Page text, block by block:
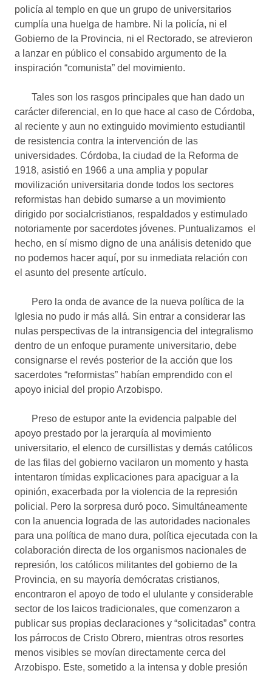
policía al templo en que un grupo de universitarios
cumplía una huelga de hambre. Ni la policía, ni el
Gobierno de la Provincia, ni el Rectorado, se atrevieron
a lanzar en público el consabido argumento de la
inspiración “comunista” del movimiento.
Tales son los rasgos principales que han dado un
carácter diferencial, en lo que hace al caso de Córdoba,
al reciente y aun no extinguido movimiento estudiantil
de resistencia contra la intervención de las
universidades. Córdoba, la ciudad de la Reforma de
1918, asistió en 1966 a una amplia y popular
movilización universitaria donde todos los sectores
reformistas han debido sumarse a un movimiento
dirigido por socialcristianos, respaldados y estimulado
notoriamente por sacerdotes jóvenes. Puntualizamos el
hecho, en sí mismo digno de una análisis detenido que
no podemos hacer aquí, por su inmediata relación con
el asunto del presente artículo.
Pero la onda de avance de la nueva política de la
Iglesia no pudo ir más allá. Sin entrar a considerar las
nulas perspectivas de la intransigencia del integralismo
dentro de un enfoque puramente universitario, debe
consignarse el revés posterior de la acción que los
sacerdotes “reformistas” habían emprendido con el
apoyo inicial del propio Arzobispo.
Preso de estupor ante la evidencia palpable del
apoyo prestado por la jerarquía al movimiento
universitario, el elenco de cursillistas y demás católicos
de las filas del gobierno vacilaron un momento y hasta
intentaron tímidas explicaciones para apaciguar a la
opinión, exacerbada por la violencia de la represión
policial. Pero la sorpresa duró poco. Simultáneamente
con la anuencia lograda de las autoridades nacionales
para una política de mano dura, política ejecutada con la
colaboración directa de los organismos nacionales de
represión, los católicos militantes del gobierno de la
Provincia, en su mayoría demócratas cristianos,
encontraron el apoyo de todo el ululante y considerable
sector de los laicos tradicionales, que comenzaron a
publicar sus propias declaraciones y “solicitadas” contra
los párrocos de Cristo Obrero, mientras otros resortes
menos visibles se movían directamente cerca del
Arzobispo. Este, sometido a la intensa y doble presión